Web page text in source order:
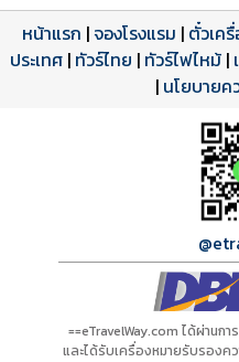
โปรแกรมทัวร์
ดาวน์
รีวิวลูกค้าจริง
รีวิวจาก eTravelWay
ใบอนุญาตนำเที่ยว
เลขที่ 11/11450
หน้าแรก |จองโรงแรม | ตั๋วเค
ประเทศ | ทัวร์ไทย | ทัวร์ไฟไหม้ |
| นโยบายค
==eTravelWay.com ได้ผ่าน
และได้รับเครื่องหมายรับรองค